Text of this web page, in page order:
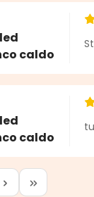
caldo
caldo